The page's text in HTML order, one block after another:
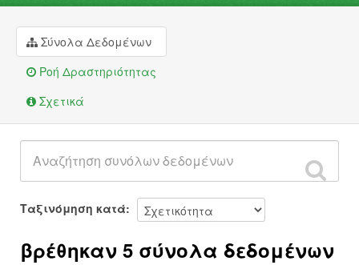
Φορείς
Ομάδες
Σχετικά
Σύνολα Δεδομένων
Ροή Δραστηριότητας
Σχετικά
Ταξινόμηση κατά
βρέθηκαν 5 σύνολα δεδομένων